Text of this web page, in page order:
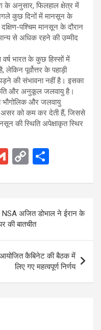
अनुसार, फिलहाल क्षेत्र में
कुछ दिनों में मानसून के
पश्चिम मानसून के दौरान
से अधिक रहने की उम्मीद
भारत के कुछ हिस्सों में
पूर्वोत्तर के पहाड़ी
की संभावना नहीं है। इसका
और अनुकूल जलवायु है।
भौगोलिक और जलवायु
असर को कम कर देती हैं, जिससे
की स्थिति अपेक्षाकृत स्थिर
G
ail
C
py
Li
n
k
ar
NSA अजित डोभाल ने ईरान के
की बातचीत
आयोजित कैबिनेट की बैठक में
लिए गए महत्वपूर्ण निर्णय